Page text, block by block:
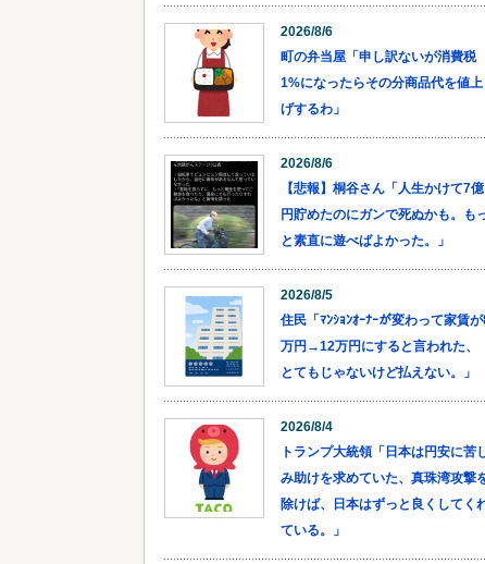
2026/8/6
町の弁当屋「申し訳ないが消費税
1%になったらその分商品代を値上
げするわ」
2026/8/6
【悲報】桐谷さん「人生かけて7億
円貯めたのにガンで死ぬかも。も
と素直に遊べばよかった。」
2026/8/5
住民「ﾏﾝｼｮﾝｵｰﾅｰが変わって家賃
万円→12万円にすると言われた、
とてもじゃないけど払えない。」
2026/8/4
トランプ大統領「日本は円安に苦
み助けを求めていた、真珠湾攻撃
除けば、日本はずっと良くしてく
ている。」